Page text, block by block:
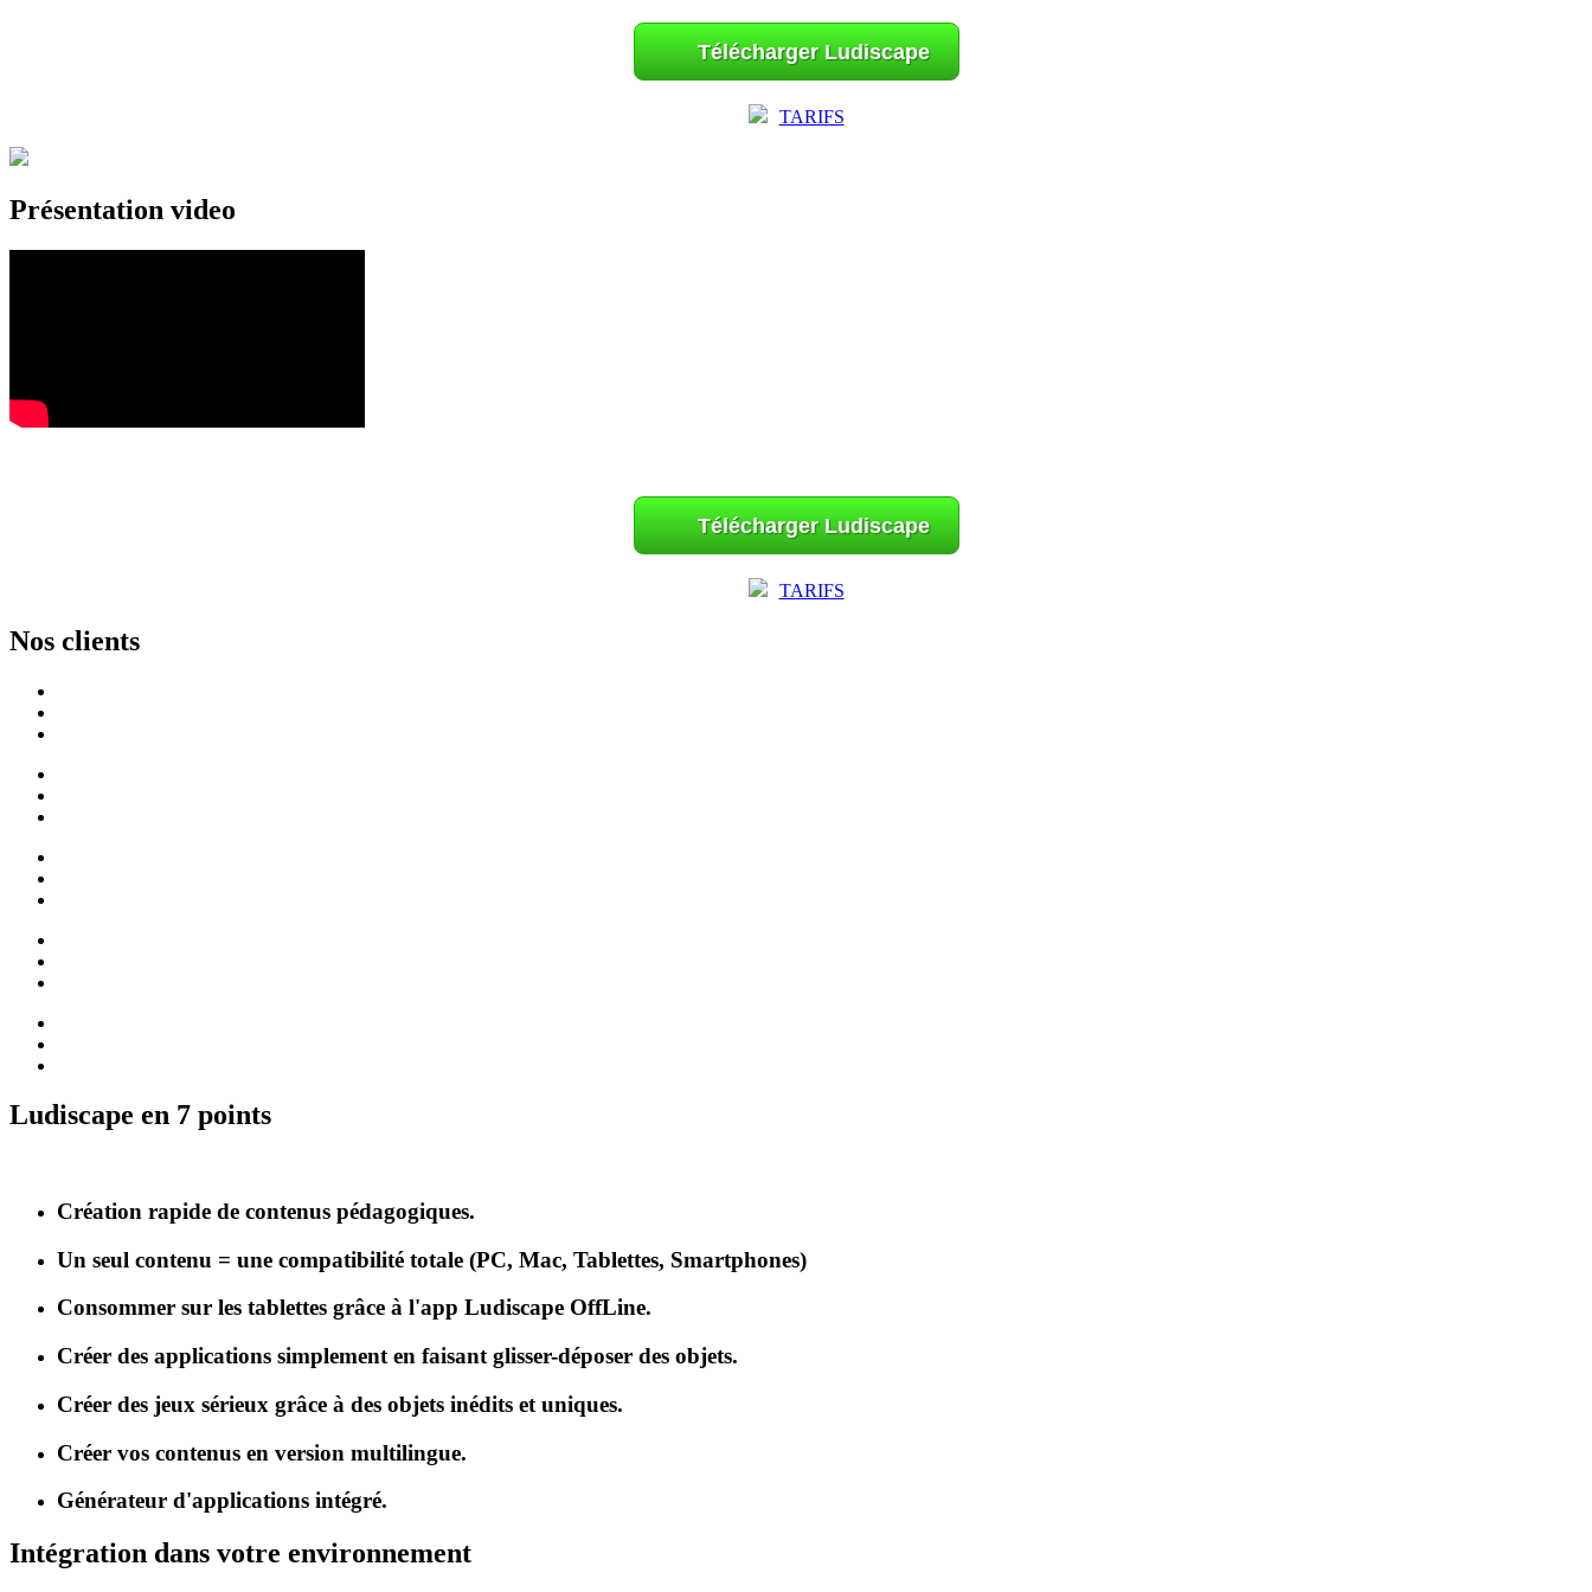
Télécharger Ludiscape
TARIFS
Présentation video
Télécharger Ludiscape
TARIFS
Nos clients
Ludiscape en 7 points
Création rapide de contenus pédagogiques.
Un seul contenu = une compatibilité totale (PC, Mac, Tablettes, Smartphones)
Consommer sur les tablettes grâce à l'app Ludiscape OffLine.
Créer des applications simplement en faisant glisser-déposer des objets.
Créer des jeux sérieux grâce à des objets inédits et uniques.
Créer vos contenus en version multilingue.
Générateur d'applications intégré.
Intégration dans votre environnement